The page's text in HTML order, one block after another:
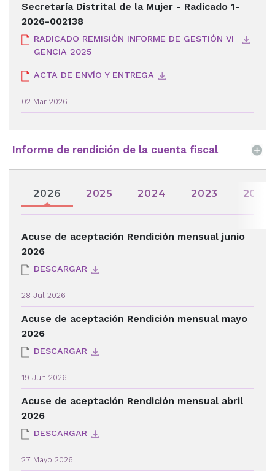
Secretaría Distrital de la Mujer - Radicado 1-
2026-002138
RADICADO REMISIÓN INFORME DE GESTIÓN VI
GENCIA 2025
ACTA DE ENVÍO Y ENTREGA
02 Mar 2026
Informe de rendición de la cuenta fiscal
2026 2025 2024 2023 2022
Acuse de aceptación Rendición mensual junio
2026
DESCARGAR
28 Jul 2026
Acuse de aceptación Rendición mensual mayo
2026
DESCARGAR
19 Jun 2026
Acuse de aceptación Rendición mensual abril
2026
DESCARGAR
27 Mayo 2026